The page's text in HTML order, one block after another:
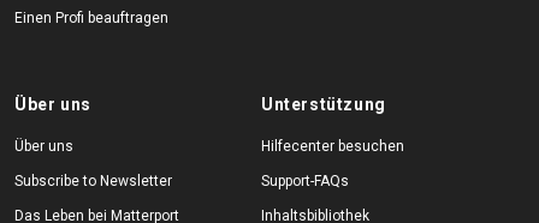
Einen Profi beauftragen
Über uns
Über uns
Subscribe to Newsletter
Das Leben bei Matterport
Unterstützung
Hilfecenter besuchen
Support-FAQs
Inhaltsbibliothek